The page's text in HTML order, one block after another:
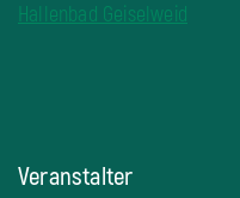
Hallenbad Geiselweid
Veranstalter